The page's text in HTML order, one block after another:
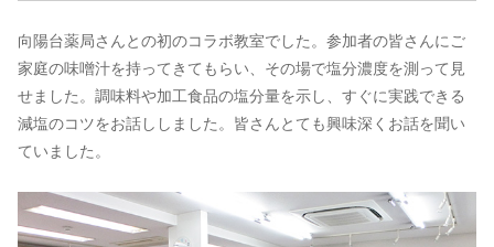
向陽台薬局さんとの初のコラボ教室でした。参加者の皆さんにご
家庭の味噌汁を持ってきてもらい、その場で塩分濃度を測って見
せました。調味料や加工食品の塩分量を示し、すぐに実践できる
減塩のコツをお話ししました。皆さんとても興味深くお話を聞い
ていました。